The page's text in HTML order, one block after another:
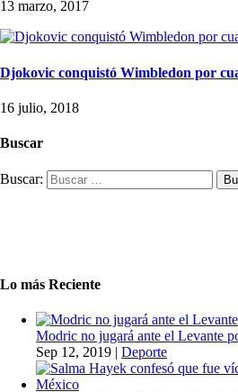
13 marzo, 2017
Djokovic conquistó Wimbledon por
16 julio, 2018
Buscar
Buscar:
Lo más Reciente
Modric no jugará ante el Levante
Sep 12, 2019 | Deporte